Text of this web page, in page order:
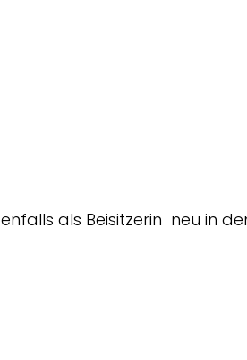
als Beisitzerin neu in